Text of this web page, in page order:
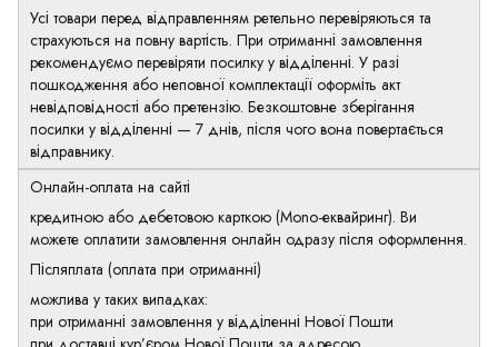
Усі товари перед відправленням ретельно перевіряються та
страхуються на повну вартість. При отриманні замовлення
рекомендуємо перевіряти посилку у відділенні. У разі
пошкодження або неповної комплектації оформіть акт
невідповідності або претензію. Безкоштовне зберігання
посилки у відділенні — 7 днів, після чого вона повертається
відправнику.
Онлайн-оплата на сайті
кредитною або дебетовою карткою (Mono-еквайринг). Ви
можете оплатити замовлення онлайн одразу після оформлення.
Післяплата (оплата при отриманні)
можлива у таких випадках:
при отриманні замовлення у відділенні Нової Пошти